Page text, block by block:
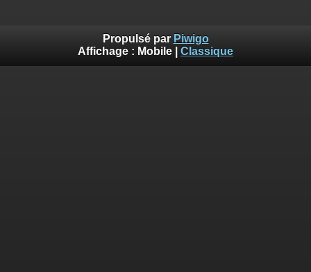
Propulsé par Piwigo
Affichage : Mobile Classique